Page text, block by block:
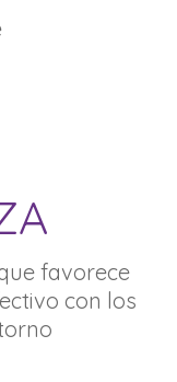
favorece
con los